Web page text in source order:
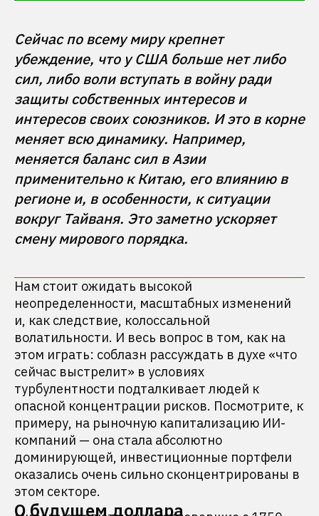
Сейчас по всему миру крепнет
убеждение, что у США больше нет либо
сил, либо воли вступать в войну ради
защиты собственных интересов и
интересов своих союзников. И это в корне
меняет всю динамику. Например,
меняется баланс сил в Азии
применительно к Китаю, его влиянию в
регионе и, в особенности, к ситуации
вокруг Тайваня. Это заметно ускоряет
смену мирового порядка.
Нам стоит ожидать высокой
неопределенности, масштабных изменений
и, как следствие, колоссальной
волатильности. И весь вопрос в том, как на
этом играть: соблазн рассуждать в духе «что
сейчас выстрелит» в условиях
турбулентности подталкивает людей к
опасной концентрации рисков. Посмотрите, к
примеру, на рыночную капитализацию ИИ-
компаний — она стала абсолютно
доминирующей, инвестиционные портфели
оказались очень сильно сконцентрированы в
этом секторе.
О будущем доллара